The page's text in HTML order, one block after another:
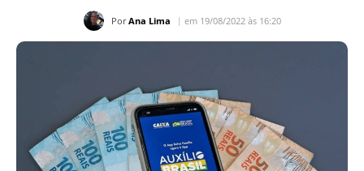
Por Ana Lima em 19/08/2022 às 16:20